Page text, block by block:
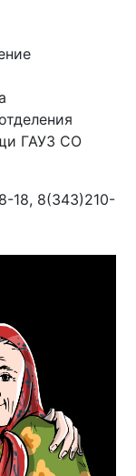
ГАУЗ СО
18, 8(343)210-